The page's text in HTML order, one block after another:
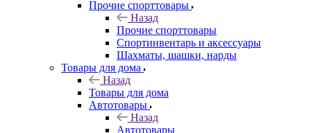
Прочие спорттовары
Назад
Прочие спорттовары
Спортинвентарь и аксессуары
Шахматы, шашки, нарды
Товары для дома
Назад
Товары для дома
Автотовары
Назад
Автотовары